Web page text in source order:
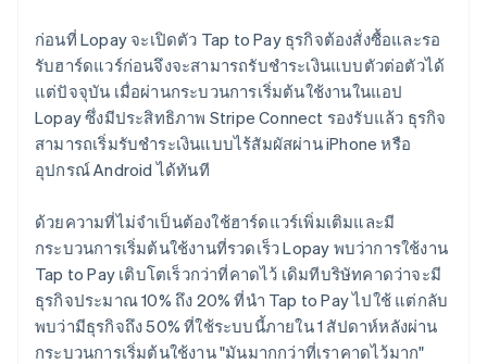
ก่อนที่ Lopay จะเปิดตัว Tap to Pay ธุรกิจต้องสั่งซื้อและรอ
รับฮาร์ดแวร์ก่อนจึงจะสามารถรับชำระเงินแบบตัวต่อตัวได้
แต่ปัจจุบัน เมื่อผ่านกระบวนการเริ่มต้นใช้งานในแอป
Lopay ซึ่งมีประสิทธิภาพ Stripe Connect รองรับแล้ว ธุรกิจ
สามารถเริ่มรับชำระเงินแบบไร้สัมผัสผ่าน iPhone หรือ
อุปกรณ์ Android ได้ทันที
ด้วยความที่ไม่จำเป็นต้องใช้ฮาร์ดแวร์เพิ่มเติมและมี
กระบวนการเริ่มต้นใช้งานที่รวดเร็ว Lopay พบว่าการใช้งาน
Tap to Pay เติบโตเร็วกว่าที่คาดไว้ เดิมทีบริษัทคาดว่าจะมี
ธุรกิจประมาณ 10% ถึง 20% ที่นำ Tap to Pay ไปใช้ แต่กลับ
พบว่ามีธุรกิจถึง 50% ที่ใช้ระบบนี้ภายใน 1 สัปดาห์หลังผ่าน
กระบวนการเริ่มต้นใช้งาน "มันมากกว่าที่เราคาดไว้มาก"